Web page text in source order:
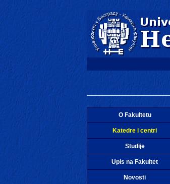
O Fakultetu
Katedre i centri
Studije
Upis na Fakultet
Novosti